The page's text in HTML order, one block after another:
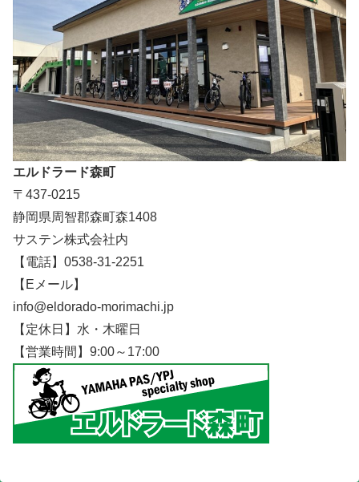
エルドラード森町
〒437-0215
静岡県周智郡森町森1408
サステン株式会社内
【電話】0538-31-2251
【Eメール】
info@eldorado-morimachi.jp
【定休日】水・木曜日
【営業時間】9:00～17:00